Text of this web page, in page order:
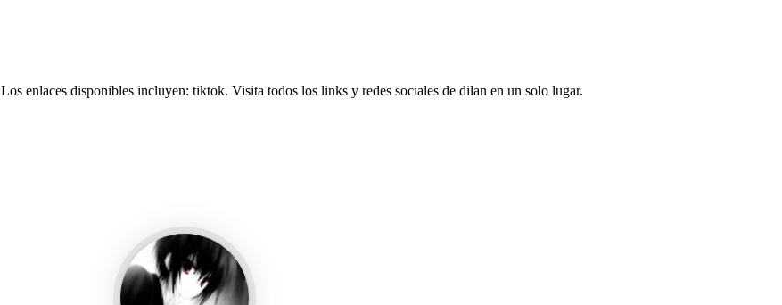
Los enlaces disponibles incluyen: tiktok. Visita todos los links y redes sociales de dilan en un solo lugar.